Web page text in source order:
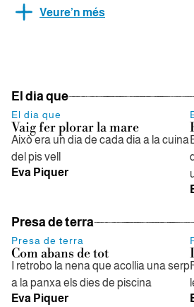
Veure’n més
El dia que
El dia que
Vaig fer plorar la mare
Això era un dia de cada dia a la cuina
del pis vell
Eva Piquer
Presa de terra
Presa de terra
Com abans de tot
I retrobo la nena que acollia una serp
a la panxa els dies de piscina
Eva Piquer